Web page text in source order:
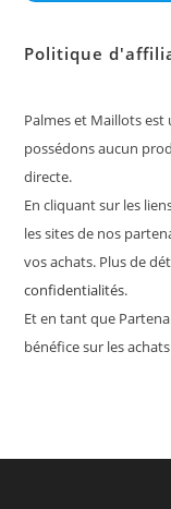
Politique
Palmes et Maillots
possédons aucun
directe.
En cliquant sur les
les sites de nos
vos achats. Plus de
confidentialités.
Et en tant que
bénéfice sur les